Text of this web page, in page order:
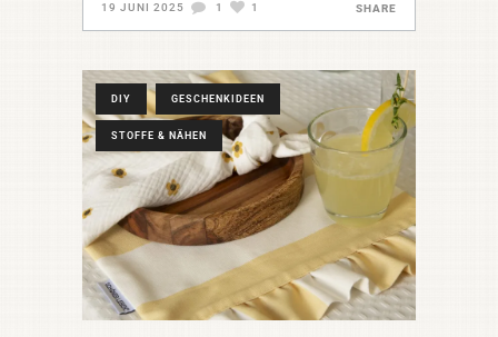
19 JUNI 2025 1 1 SHARE
DIY GESCHENKIDEEN
STOFFE & NÄHEN